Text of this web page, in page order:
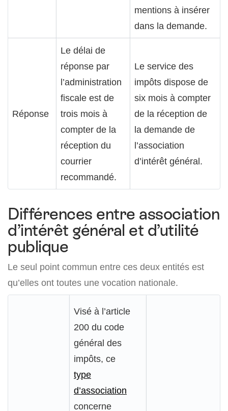
mentions à insérer
dans la demande.
Réponse
Le délai de
réponse par
l’administration
fiscale est de
trois mois à
compter de la
réception du
courrier
recommandé.
Le service des
impôts dispose de
six mois à compter
de la réception de
la demande de
l’association
d’intérêt général.
Différences entre association
d’intérêt général et d’utilité
publique
Le seul point commun entre ces deux entités est
qu’elles ont toutes une vocation nationale.
Visé à l’article
200 du code
général des
impôts, ce
type
d’association
concerne